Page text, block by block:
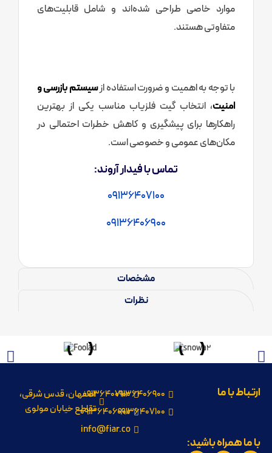
مشخصات
نظرات
موارد خاصی طراحی شده‌اند و شامل قابلیت‌های
متفاوتی هستند.
با توجه به اهمیت و ضرورت استفاده ازسیستم‌ بازرسی و
امنیت، انتخاب گیت فلزیاب مناسب یکی از بهترین
راهکارها برای پیشگیری و کاهش خطرات احتمالی در
مکان‌های عمومی و خصوصی است.
تماس با فیدار آروند:
09136407100
09136406900
ارتباط با ما
09136406900
09136407100
09136407100
09136406900
info@fiar.co
اصفهان، قدس شرقی،
تقاطع خیابان مولوی
با ما همراه باشید: